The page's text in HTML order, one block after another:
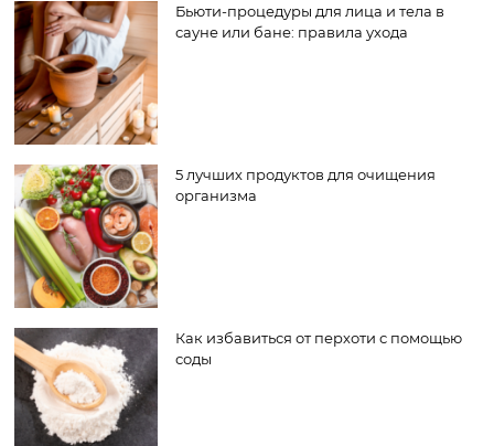
Бьюти-процедуры для лица и тела в
сауне или бане: правила ухода
5 лучших продуктов для очищения
организма
Как избавиться от перхоти с помощью
соды